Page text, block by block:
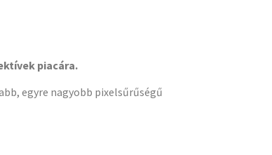
piacára.​
egyre nagyobb pixelsűrűségű